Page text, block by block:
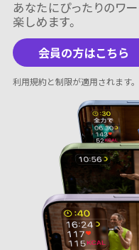
会員の方はこちら
利用規約と制限が適用されます。